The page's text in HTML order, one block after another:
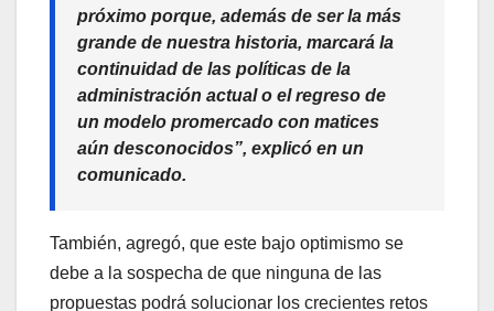
próximo porque, además de ser la más
grande de nuestra historia, marcará la
continuidad de las políticas de la
administración actual o el regreso de
un modelo promercado con matices
aún desconocidos”, explicó en un
comunicado.
También, agregó, que este bajo optimismo se
debe a la sospecha de que ninguna de las
propuestas podrá solucionar los crecientes retos